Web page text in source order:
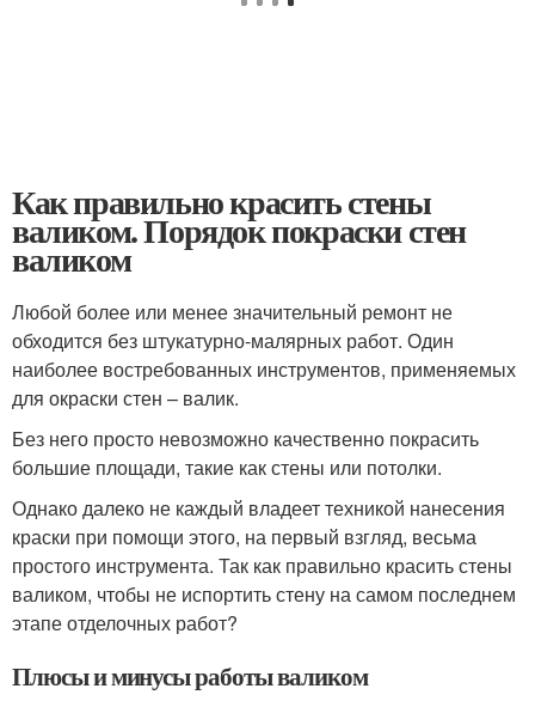
Как правильно красить стены
валиком. Порядок покраски стен
валиком
Любой более или менее значительный ремонт не
обходится без штукатурно-малярных работ. Один
наиболее востребованных инструментов, применяемых
для окраски стен – валик.
Без него просто невозможно качественно покрасить
большие площади, такие как стены или потолки.
Однако далеко не каждый владеет техникой нанесения
краски при помощи этого, на первый взгляд, весьма
простого инструмента. Так как правильно красить стены
валиком, чтобы не испортить стену на самом последнем
этапе отделочных работ?
Плюсы и минусы работы валиком